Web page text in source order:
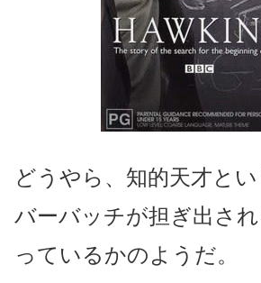
どうやら、知的天才と
バーバッチが担ぎ出さ
っているかのようだ。